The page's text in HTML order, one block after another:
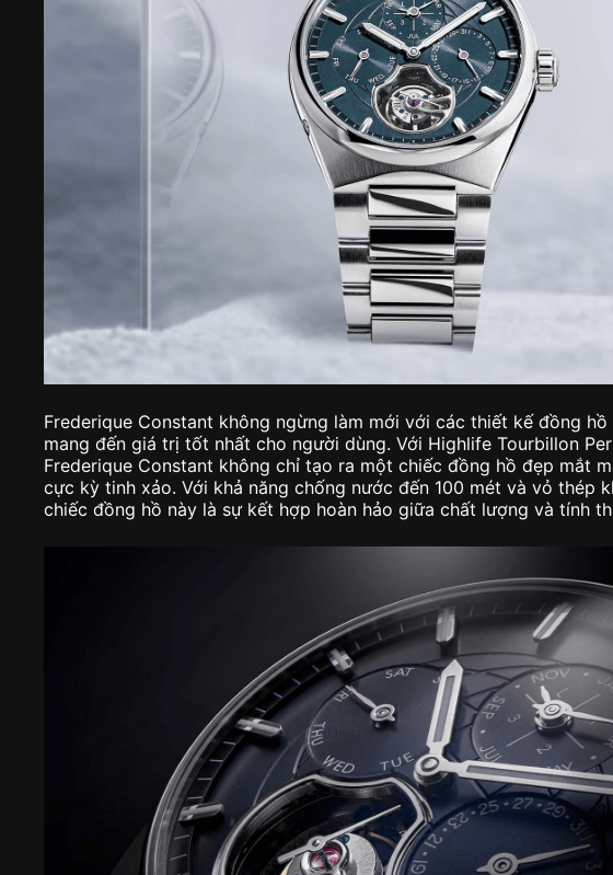
Frederique Constant không ngừng làm mới với các thiết kế đồng
mang đến giá trị tốt nhất cho người dùng. Với Highlife Tourbillon
Frederique Constant không chỉ tạo ra một chiếc đồng hồ đẹp mắt
cực kỳ tinh xảo. Với khả năng chống nước đến 100 mét và vỏ thép
chiếc đồng hồ này là sự kết hợp hoàn hảo giữa chất lượng và tính